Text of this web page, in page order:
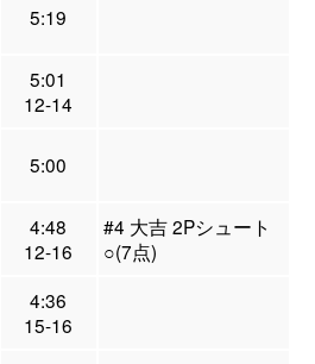
5:19
5:01
12-14
5:00
4:48
12-16
#4 大吉 2Pシュート
○(7点)
4:36
15-16